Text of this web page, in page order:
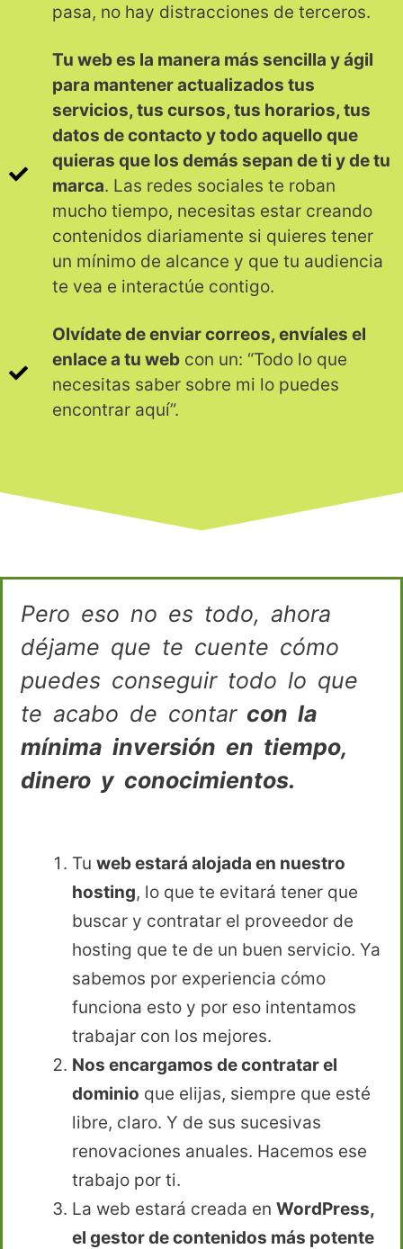
pasa, no hay distracciones de terceros.
Tu web es la manera más sencilla y ágil
para mantener actualizados tus
servicios, tus cursos, tus horarios, tus
datos de contacto y todo aquello que
quieras que los demás sepan de ti y de tu
marca. Las redes sociales te roban
mucho tiempo, necesitas estar creando
contenidos diariamente si quieres tener
un mínimo de alcance y que tu audiencia
te vea e interactúe contigo.
Olvídate de enviar correos, envíales el
enlace a tu web con un: “Todo lo que
necesitas saber sobre mi lo puedes
encontrar aquí”.
Pero eso no es todo, ahora
déjame que te cuente cómo
puedes conseguir todo lo que
te acabo de contarcon la
mínima inversión en tiempo,
dinero y conocimientos.
Tu web estará alojada en nuestro
hosting, lo que te evitará tener que
buscar y contratar el proveedor de
hosting que te de un buen servicio. Ya
sabemos por experiencia cómo
funciona esto y por eso intentamos
trabajar con los mejores.
Nos encargamos de contratar el
dominio que elijas, siempre que esté
libre, claro. Y de sus sucesivas
renovaciones anuales. Hacemos ese
trabajo por ti.
La web estará creada en WordPress,
el gestor de contenidos más potente